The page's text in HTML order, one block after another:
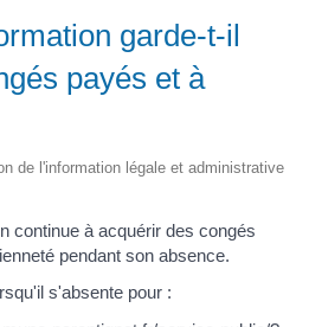
garde-t-il
payés et à
de l'information légale et administrative
continue à acquérir des congés
pendant son absence.
s'absente pour :